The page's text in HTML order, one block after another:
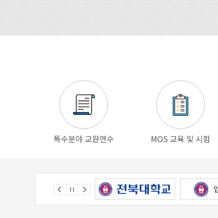
특수분야 교원연수 MOS 교육 및 시험